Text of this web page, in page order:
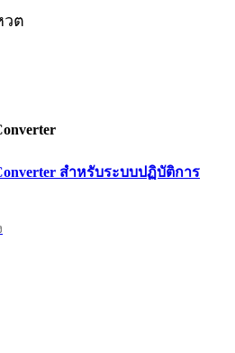
วต
สำหรับระบบปฏิบัติการ